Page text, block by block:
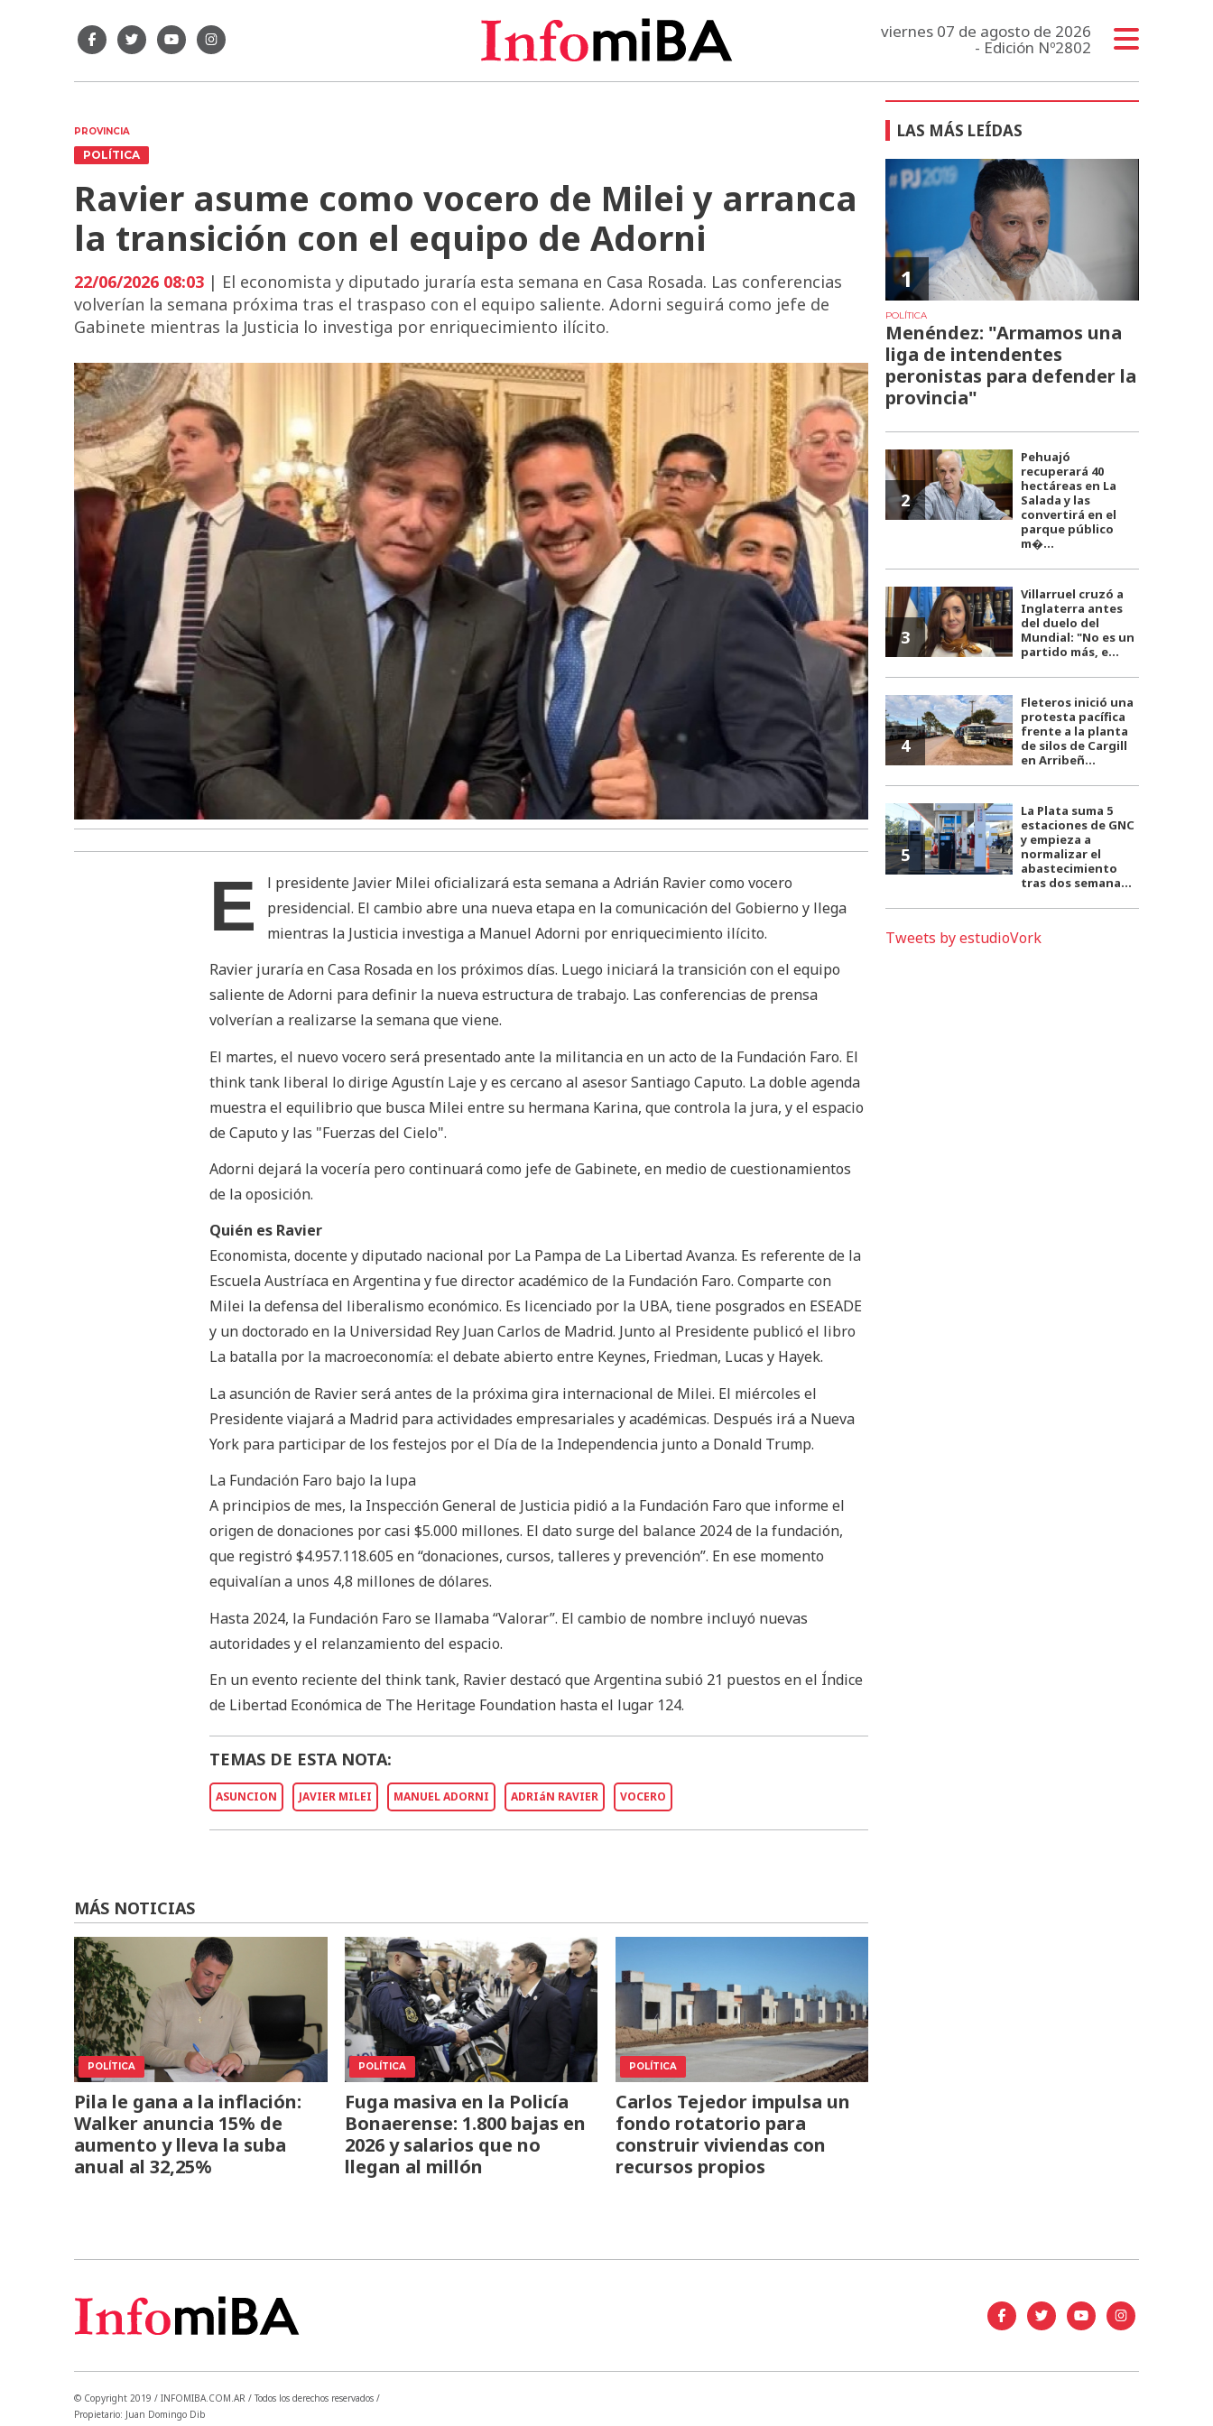
viernes 07 de agosto de 2026
- Edición Nº2802
PROVINCIA
POLÍTICA
Ravier asume como vocero de Milei y arranca
la transición con el equipo de Adorni
22/06/2026 08:03 | El economista y diputado juraría esta semana en Casa Rosada. Las conferencias
volverían la semana próxima tras el traspaso con el equipo saliente. Adorni seguirá como jefe de
Gabinete mientras la Justicia lo investiga por enriquecimiento ilícito.
E
l presidente Javier Milei oficializará esta semana a Adrián Ravier como vocero
presidencial. El cambio abre una nueva etapa en la comunicación del Gobierno y llega
mientras la Justicia investiga a Manuel Adorni por enriquecimiento ilícito.
Ravier juraría en Casa Rosada en los próximos días. Luego iniciará la transición con el equipo
saliente de Adorni para definir la nueva estructura de trabajo. Las conferencias de prensa
volverían a realizarse la semana que viene.
El martes, el nuevo vocero será presentado ante la militancia en un acto de la Fundación Faro. El
think tank liberal lo dirige Agustín Laje y es cercano al asesor Santiago Caputo. La doble agenda
muestra el equilibrio que busca Milei entre su hermana Karina, que controla la jura, y el espacio
de Caputo y las "Fuerzas del Cielo".
Adorni dejará la vocería pero continuará como jefe de Gabinete, en medio de cuestionamientos
de la oposición.
Quién es Ravier
Economista, docente y diputado nacional por La Pampa de La Libertad Avanza. Es referente de la
Escuela Austríaca en Argentina y fue director académico de la Fundación Faro. Comparte con
Milei la defensa del liberalismo económico. Es licenciado por la UBA, tiene posgrados en ESEADE
y un doctorado en la Universidad Rey Juan Carlos de Madrid. Junto al Presidente publicó el libro
La batalla por la macroeconomía: el debate abierto entre Keynes, Friedman, Lucas y Hayek.
La asunción de Ravier será antes de la próxima gira internacional de Milei. El miércoles el
Presidente viajará a Madrid para actividades empresariales y académicas. Después irá a Nueva
York para participar de los festejos por el Día de la Independencia junto a Donald Trump.
La Fundación Faro bajo la lupa
A principios de mes, la Inspección General de Justicia pidió a la Fundación Faro que informe el
origen de donaciones por casi $5.000 millones. El dato surge del balance 2024 de la fundación,
que registró $4.957.118.605 en “donaciones, cursos, talleres y prevención”. En ese momento
equivalían a unos 4,8 millones de dólares.
Hasta 2024, la Fundación Faro se llamaba “Valorar”. El cambio de nombre incluyó nuevas
autoridades y el relanzamiento del espacio.
En un evento reciente del think tank, Ravier destacó que Argentina subió 21 puestos en el Índice
de Libertad Económica de The Heritage Foundation hasta el lugar 124.
TEMAS DE ESTA NOTA:
ASUNCION JAVIER MILEI MANUEL ADORNI ADRIáN RAVIER VOCERO
MÁS NOTICIAS
POLÍTICA
Pila le gana a la inflación:
Walker anuncia 15% de
aumento y lleva la suba
anual al 32,25%
POLÍTICA
Fuga masiva en la Policía
Bonaerense: 1.800 bajas en
2026 y salarios que no
llegan al millón
POLÍTICA
Carlos Tejedor impulsa un
fondo rotatorio para
construir viviendas con
recursos propios
LAS MÁS LEÍDAS
1
POLÍTICA
Menéndez: "Armamos una
liga de intendentes
peronistas para defender la
provincia"
2
Pehuajó
recuperará 40
hectáreas en La
Salada y las
convertirá en el
parque público
m�...
3
Villarruel cruzó a
Inglaterra antes
del duelo del
Mundial: "No es un
partido más, e...
4
Fleteros inició una
protesta pacífica
frente a la planta
de silos de Cargill
en Arribeñ...
5
La Plata suma 5
estaciones de GNC
y empieza a
normalizar el
abastecimiento
tras dos semana...
Tweets by estudioVork
© Copyright 2019 / INFOMIBA.COM.AR / Todos los derechos reservados /
Propietario: Juan Domingo Dib